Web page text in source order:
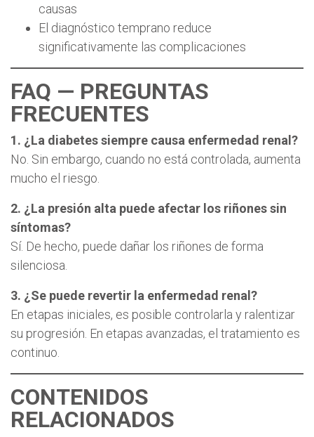
causas
El diagnóstico temprano reduce
significativamente las complicaciones
FAQ — PREGUNTAS
FRECUENTES
1. ¿La diabetes siempre causa enfermedad renal?
No. Sin embargo, cuando no está controlada, aumenta
mucho el riesgo.
2. ¿La presión alta puede afectar los riñones sin
síntomas?
Sí. De hecho, puede dañar los riñones de forma
silenciosa.
3. ¿Se puede revertir la enfermedad renal?
En etapas iniciales, es posible controlarla y ralentizar
su progresión. En etapas avanzadas, el tratamiento es
continuo.
CONTENIDOS
RELACIONADOS